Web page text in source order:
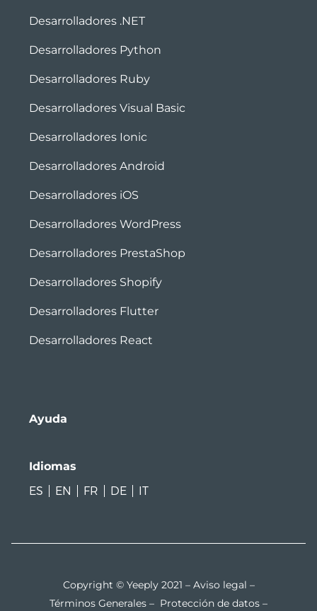
Desarrolladores .NET
Desarrolladores Python
Desarrolladores Ruby
Desarrolladores Visual Basic
Desarrolladores Ionic
Desarrolladores Android
Desarrolladores iOS
Desarrolladores WordPress
Desarrolladores PrestaShop
Desarrolladores Shopify
Desarrolladores Flutter
Desarrolladores React
Ayuda
Idiomas
ES
EN FR DE IT
Copyright © Yeeply 2021 – Aviso legal –
Términos Generales – Protección de datos –